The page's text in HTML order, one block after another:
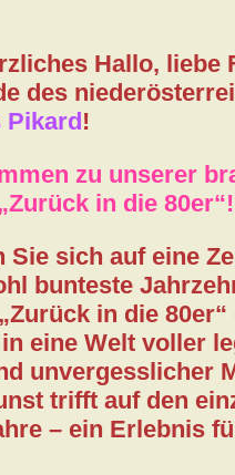
Hallo, liebe
des
Pikard!
zu unserer
in die 80er“!
Sie sich auf eine
bunteste
„Zurück in die 80er“
in eine Welt voller
unvergesslicher
trifft auf den
– ein Erlebnis